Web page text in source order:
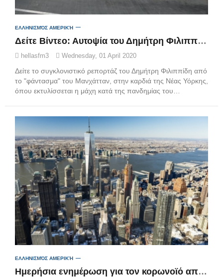
ΕΛΛΗΝΙΣΜΌΣ ΑΜΕΡΙΚΉ
Δείτε Βίντεο: Αυτοψία του Δημήτρη Φιλιππίδη στο "στοιχειωμένο" Μανχάτταν
hellasfm3 Wednesday, 01 April 2020
Δείτε το συγκλονιστικό ρεπορτάζ του Δημήτρη Φιλιππίδη από
το "φάντασμα" του Μανχάτταν, στην καρδιά της Νέας Υόρκης,
όπου εκτυλίσσεται η μάχη κατά της πανδημίας του…
ΕΛΛΗΝΙΣΜΌΣ ΑΜΕΡΙΚΉ
Ημερήσια ενημέρωση για τον κορωνοϊό από τον Δ. Φιλιππίδη (VIDEO)